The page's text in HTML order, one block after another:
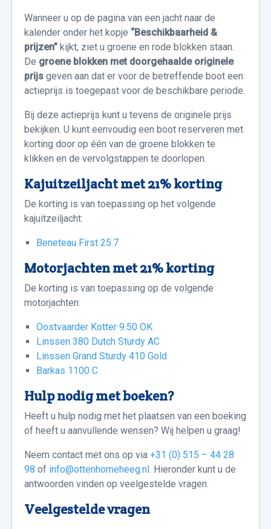
Wanneer u op de pagina van een jacht naar de
kalender onder het kopje “Beschikbaarheid &
prijzen” kijkt, ziet u groene en rode blokken staan.
De groene blokken met doorgehaalde originele
prijs geven aan dat er voor de betreffende boot een
actieprijs is toegepast voor de beschikbare periode.
Bij deze actieprijs kunt u tevens de originele prijs
bekijken. U kunt eenvoudig een boot reserveren met
korting door op één van de groene blokken te
klikken en de vervolgstappen te doorlopen.
Kajuitzeiljacht met 21% korting
De korting is van toepassing op het volgende
kajuitzeiljacht:
Beneteau First 25.7
Motorjachten met 21% korting
De korting is van toepassing op de volgende
motorjachten:
Oostvaarder Kotter 9.50 OK
Linssen 380 Dutch Sturdy AC
Linssen Grand Sturdy 410 Gold
Barkas 1100 C
Hulp nodig met boeken?
Heeft u hulp nodig met het plaatsen van een boeking
of heeft u aanvullende wensen? Wij helpen u graag!
Neem contact met ons op via +31 (0) 515 – 44 28
98 of info@ottenhomeheeg.nl. Hieronder kunt u de
antwoorden vinden op veelgestelde vragen.
Veelgestelde vragen